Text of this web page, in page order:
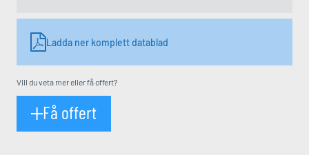
Ladda ner komplett datablad
Vill du veta mer eller få offert?
Få offert